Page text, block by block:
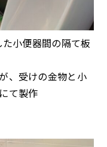
小便器間の隔て板
、受けの金物と小
て製作